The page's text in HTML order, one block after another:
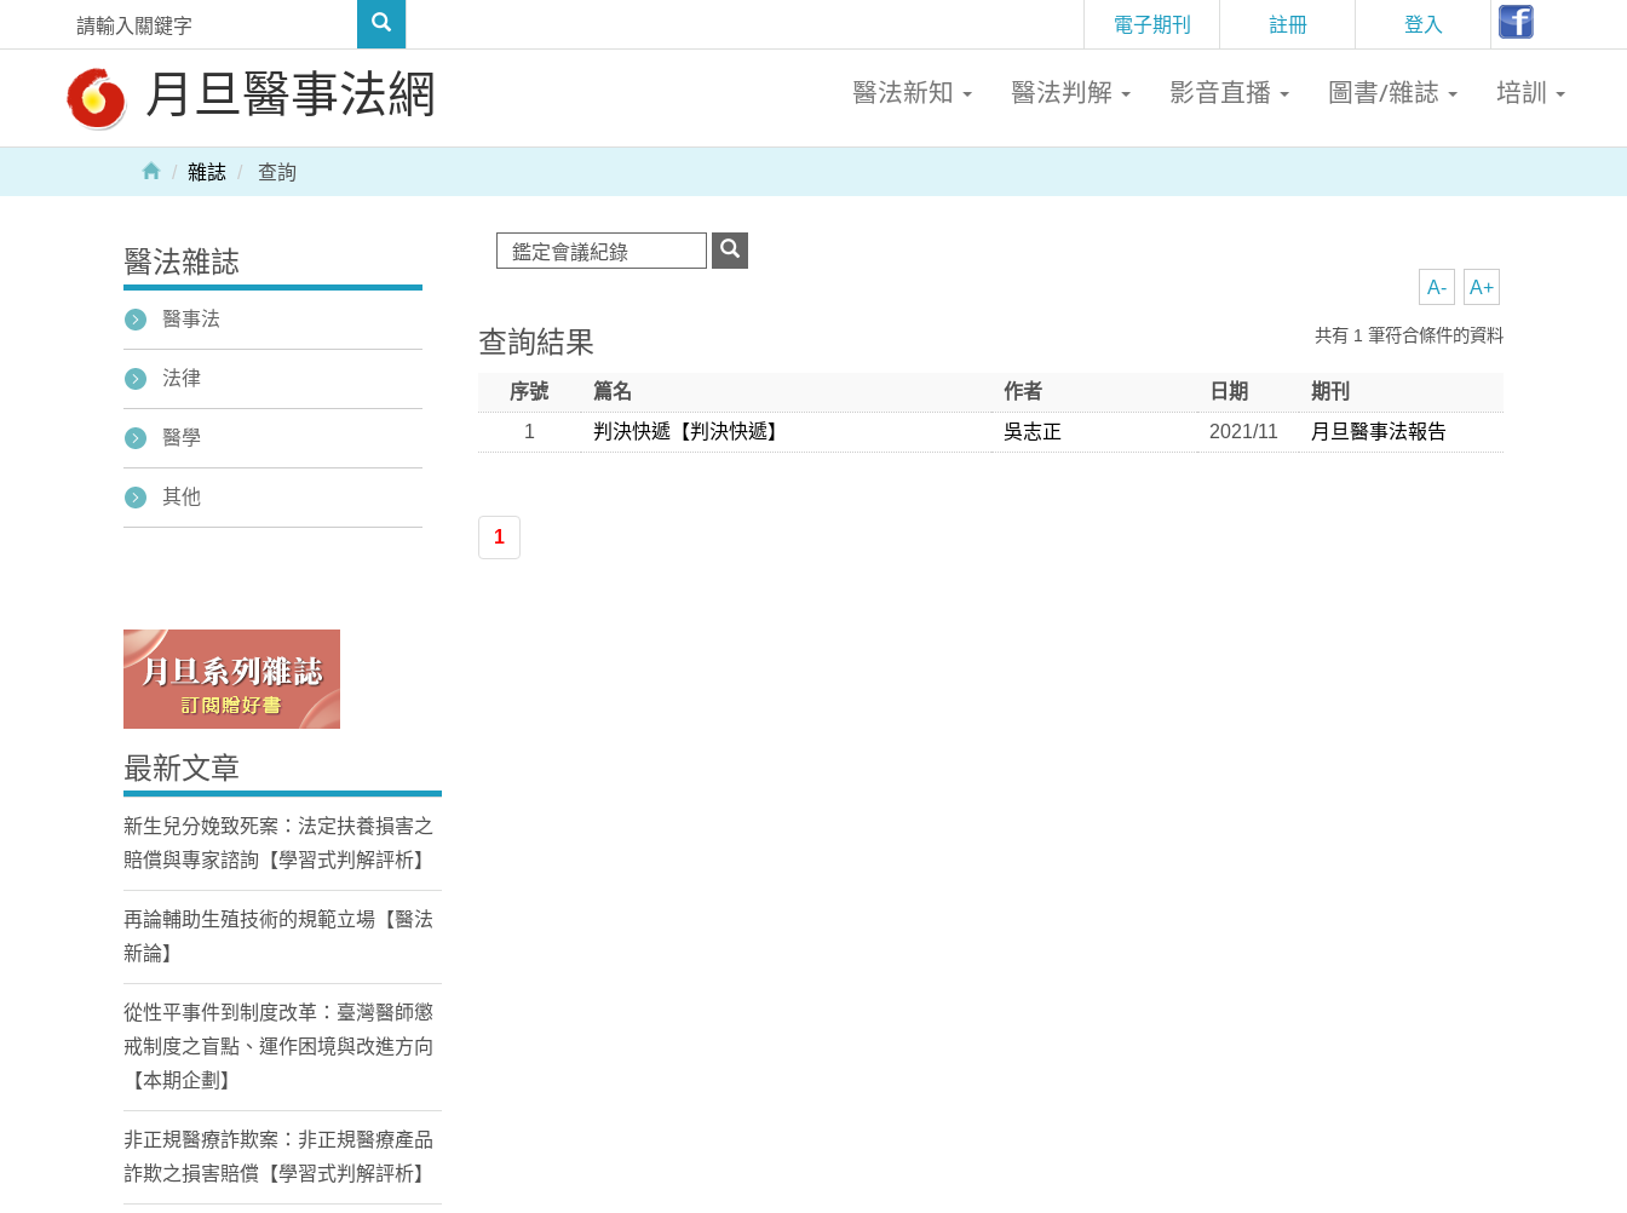
註冊 登入
電子期刊
月旦醫事法網 醫法新知 醫法判解 影音直播 圖書/雜誌 培訓
Home
雜誌 查詢
A+
A-
查詢結果 共有 1 筆符合條件的資料
序號 篇名 作者 日期
期刊
1
判決快遞【判決快遞】 吳志正 2021/11 月旦醫事法報告
1
醫法雜誌
醫事法
法律
醫學
其他
最新文章
新生兒分娩致死案：法定扶養損害之
賠償與專家諮詢【學習式判解評析】
再論輔助生殖技術的規範立場【醫法
新論】
從性平事件到制度改革：臺灣醫師懲
戒制度之盲點、運作困境與改進方向
【本期企劃】
非正規醫療詐欺案：非正規醫療產品
詐欺之損害賠償【學習式判解評析】